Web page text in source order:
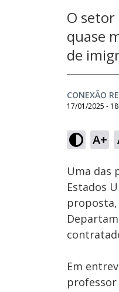
O setor
quase
de
CONEXÃO
17/01/2025 -
A+
Uma das
Estados
Em
professor